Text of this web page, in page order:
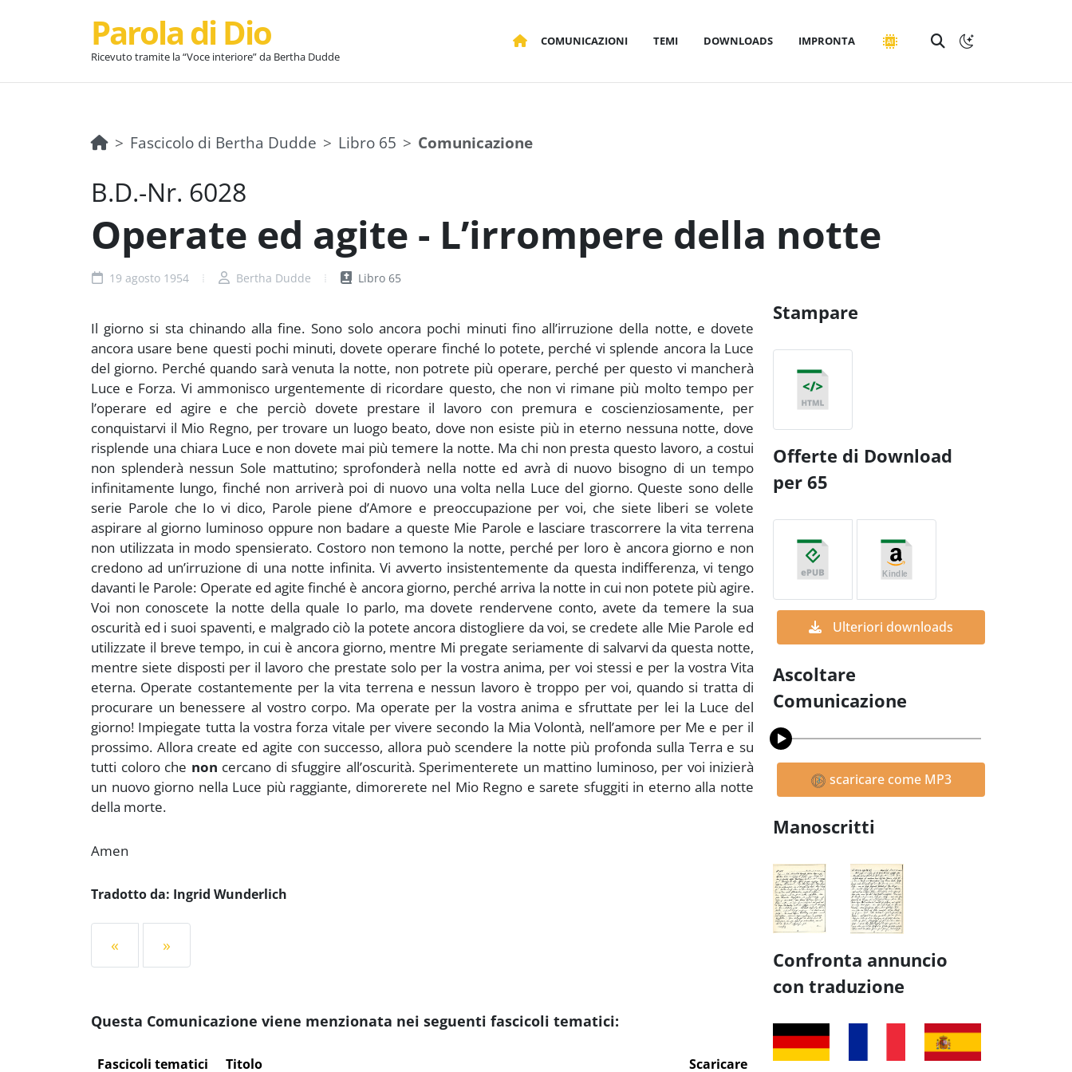
Parola di Dio
Ricevuto tramite la “Voce interiore” da Bertha Dudde
COMUNICAZIONI TEMI DOWNLOADS IMPRONTA
Fascicolo di Bertha Dudde Libro 65 Comunicazione
B.D.-Nr. 6028
Operate ed agite - L’irrompere della notte
19 agosto 1954 Bertha Dudde Libro 65
Il giorno si sta chinando alla fine. Sono solo ancora pochi minuti fino all’irruzione della notte, e dovete
ancora usare bene questi pochi minuti, dovete operare finché lo potete, perché vi splende ancora la Luce
del giorno. Perché quando sarà venuta la notte, non potrete più operare, perché per questo vi mancherà
Luce e Forza. Vi ammonisco urgentemente di ricordare questo, che non vi rimane più molto tempo per
l’operare ed agire e che perciò dovete prestare il lavoro con premura e coscienziosamente, per
conquistarvi il Mio Regno, per trovare un luogo beato, dove non esiste più in eterno nessuna notte, dove
risplende una chiara Luce e non dovete mai più temere la notte. Ma chi non presta questo lavoro, a costui
non splenderà nessun Sole mattutino; sprofonderà nella notte ed avrà di nuovo bisogno di un tempo
infinitamente lungo, finché non arriverà poi di nuovo una volta nella Luce del giorno. Queste sono delle
serie Parole che Io vi dico, Parole piene d’Amore e preoccupazione per voi, che siete liberi se volete
aspirare al giorno luminoso oppure non badare a queste Mie Parole e lasciare trascorrere la vita terrena
non utilizzata in modo spensierato. Costoro non temono la notte, perché per loro è ancora giorno e non
credono ad un’irruzione di una notte infinita. Vi avverto insistentemente da questa indifferenza, vi tengo
davanti le Parole: Operate ed agite finché è ancora giorno, perché arriva la notte in cui non potete più agire.
Voi non conoscete la notte della quale Io parlo, ma dovete rendervene conto, avete da temere la sua
oscurità ed i suoi spaventi, e malgrado ciò la potete ancora distogliere da voi, se credete alle Mie Parole ed
utilizzate il breve tempo, in cui è ancora giorno, mentre Mi pregate seriamente di salvarvi da questa notte,
mentre siete disposti per il lavoro che prestate solo per la vostra anima, per voi stessi e per la vostra Vita
eterna. Operate costantemente per la vita terrena e nessun lavoro è troppo per voi, quando si tratta di
procurare un benessere al vostro corpo. Ma operate per la vostra anima e sfruttate per lei la Luce del
giorno! Impiegate tutta la vostra forza vitale per vivere secondo la Mia Volontà, nell’amore per Me e per il
prossimo. Allora create ed agite con successo, allora può scendere la notte più profonda sulla Terra e su
tutti coloro che non cercano di sfuggire all’oscurità. Sperimenterete un mattino luminoso, per voi inizierà
un nuovo giorno nella Luce più raggiante, dimorerete nel Mio Regno e sarete sfuggiti in eterno alla notte
della morte.
Amen
Tradotto da: Ingrid Wunderlich
« »
Questa Comunicazione viene menzionata nei seguenti fascicoli tematici:
Fascicoli tematici Titolo Scaricare
Stampare
Offerte di Download
per 65
Ulteriori downloads
Ascoltare
Comunicazione
scaricare come MP3
Manoscritti
Confronta annuncio
con traduzione